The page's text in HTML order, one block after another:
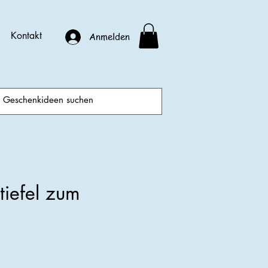
Anmelden
Kontakt
zum